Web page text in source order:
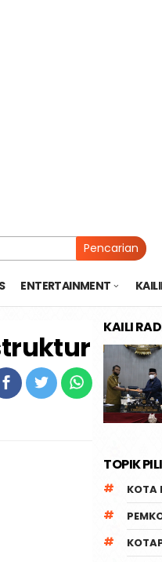
Pencarian
ENTERTAINMENT
KAILI
TOPIK
KOTA